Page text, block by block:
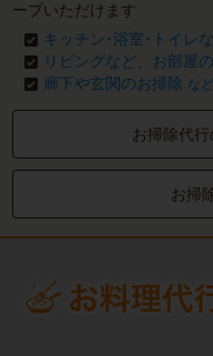
ープいただけます
キッチン･浴室･トイレ
リビングなど、お部屋
廊下や玄関のお掃除 など
お掃除代
お掃